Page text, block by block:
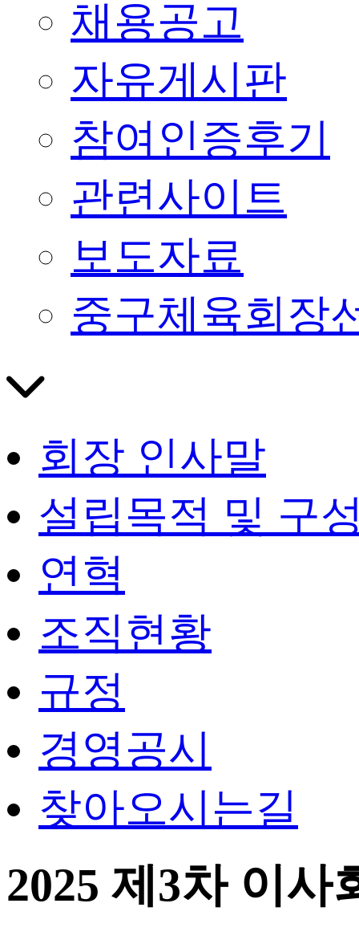
채용공고
자유게시판
참여인증후기
관련사이트
보도자료
중구체육회장
회장 인사말
설립목적 및 구
연혁
조직현황
규정
경영공시
찾아오시는길
2025 제3차 이사